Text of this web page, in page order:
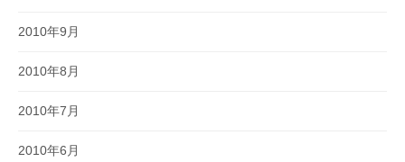
2010年9月
2010年8月
2010年7月
2010年6月